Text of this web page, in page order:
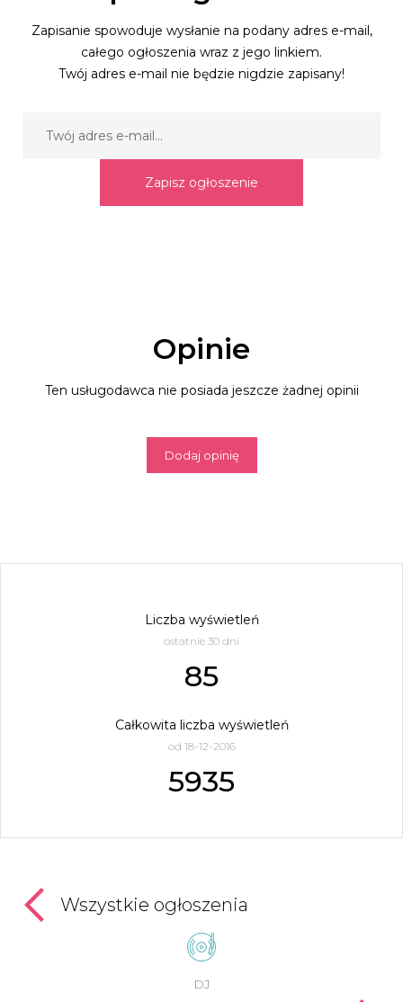
Zapisanie spowoduje wysłanie na podany adres e-mail,
całego ogłoszenia wraz z jego linkiem.
Twój adres e-mail nie będzie nigdzie zapisany!
Zapisz ogłoszenie
Opinie
Ten usługodawca nie posiada jeszcze żadnej opinii
Dodaj opinię
Liczba wyświetleń
ostatnie 30 dni
85
Całkowita liczba wyświetleń
od 18-12-2016
5935
Wszystkie ogłoszenia
DJ